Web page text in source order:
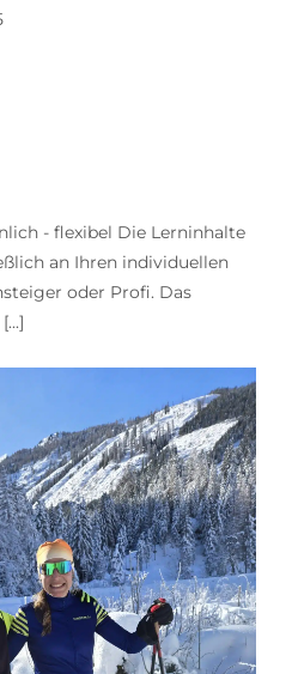
- flexibel Die Lerninhalte
an Ihren individuellen
oder Profi. Das